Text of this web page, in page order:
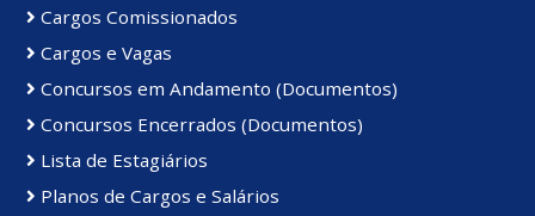
Cargos Comissionados
Cargos e Vagas
Concursos em Andamento (Documentos)
Concursos Encerrados (Documentos)
Lista de Estagiários
Planos de Cargos e Salários